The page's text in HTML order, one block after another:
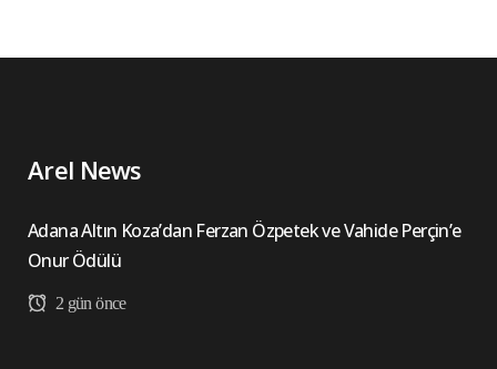
Arel News
Adana Altın Koza’dan Ferzan Özpetek ve Vahide Perçin’e
Onur Ödülü
2 gün önce